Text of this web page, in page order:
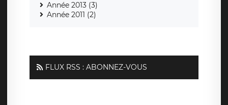
Année 2013 (3)
Année 2011 (2)
FLUX RSS : ABONNEZ-VOUS